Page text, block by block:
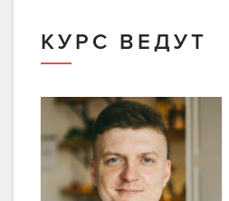
КУРС ВЕДУТ